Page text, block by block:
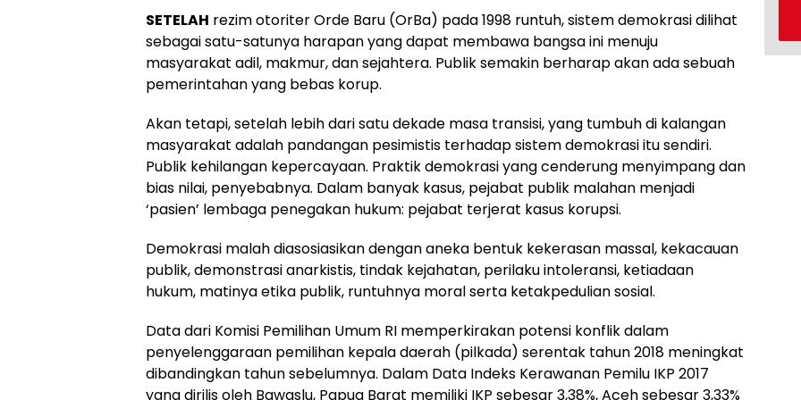
SETELAH rezim otoriter Orde Baru (OrBa) pada 1998 runtuh, sistem demokrasi dilihat
sebagai satu-satunya harapan yang dapat membawa bangsa ini menuju
masyarakat adil, makmur, dan sejahtera. Publik semakin berharap akan ada sebuah
pemerintahan yang bebas korup.
Akan tetapi, setelah lebih dari satu dekade masa transisi, yang tumbuh di kalangan
masyarakat adalah pandangan pesimistis terhadap sistem demokrasi itu sendiri.
Publik kehilangan kepercayaan. Praktik demokrasi yang cenderung menyimpang dan
bias nilai, penyebabnya. Dalam banyak kasus, pejabat publik malahan menjadi
‘pasien’ lembaga penegakan hukum: pejabat terjerat kasus korupsi.
Demokrasi malah diasosiasikan dengan aneka bentuk kekerasan massal, kekacauan
publik, demonstrasi anarkistis, tindak kejahatan, perilaku intoleransi, ketiadaan
hukum, matinya etika publik, runtuhnya moral serta ketakpedulian sosial.
Data dari Komisi Pemilihan Umum RI memperkirakan potensi konflik dalam
penyelenggaraan pemilihan kepala daerah (pilkada) serentak tahun 2018 meningkat
dibandingkan tahun sebelumnya. Dalam Data Indeks Kerawanan Pemilu IKP 2017
yang dirilis oleh Bawaslu, Papua Barat memiliki IKP sebesar 3,38%, Aceh sebesar 3,33%